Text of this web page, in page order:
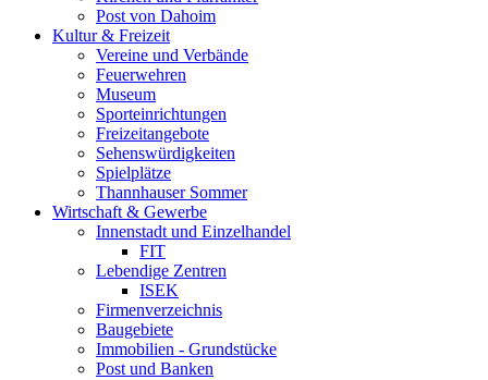
Post von Dahoim
Kultur & Freizeit
Vereine und Verbände
Feuerwehren
Museum
Sporteinrichtungen
Freizeitangebote
Sehenswürdigkeiten
Spielplätze
Thannhauser Sommer
Wirtschaft & Gewerbe
Innenstadt und Einzelhandel
FIT
Lebendige Zentren
ISEK
Firmenverzeichnis
Baugebiete
Immobilien - Grundstücke
Post und Banken